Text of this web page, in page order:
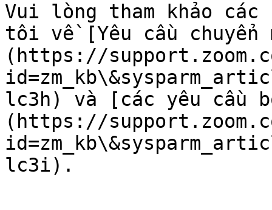
Vui lòng tham khảo
tôi về [Yêu cầu chuyển
(https://
lc3h) và [các yêu cầu
(https://
lc3i).